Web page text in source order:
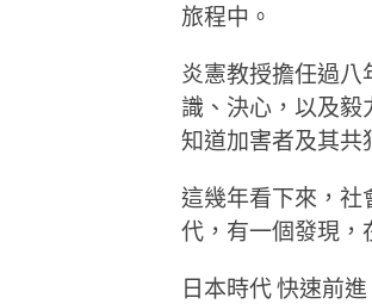
旅程中。
炎憲教授擔任過
識、決心，以及毅
知道加害者及其共
這幾年看下來，社
代，有一個發現，
日本時代 快速前